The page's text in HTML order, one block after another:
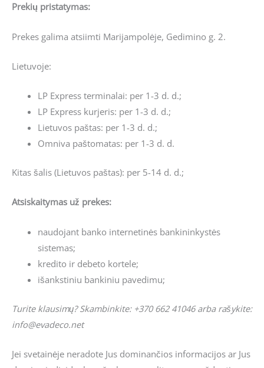
Prekių pristatymas:
Prekes galima atsiimti Marijampolėje, Gedimino g. 2.
Lietuvoje:
LP Express terminalai: per 1-3 d. d.;
LP Express kurjeris: per 1-3 d. d.;
Lietuvos paštas: per 1-3 d. d.;
Omniva paštomatas: per 1-3 d. d.
Kitas šalis (Lietuvos paštas): per 5-14 d. d.;
Atsiskaitymas už prekes:
naudojant banko internetinės bankininkystės
sistemas;
kredito ir debeto kortele;
išankstiniu bankiniu pavedimu;
Turite klausimų? Skambinkite: +370 662 41046 arba rašykite:
info@evadeco.net
Jei svetainėje neradote Jus dominančios informacijos ar Jus